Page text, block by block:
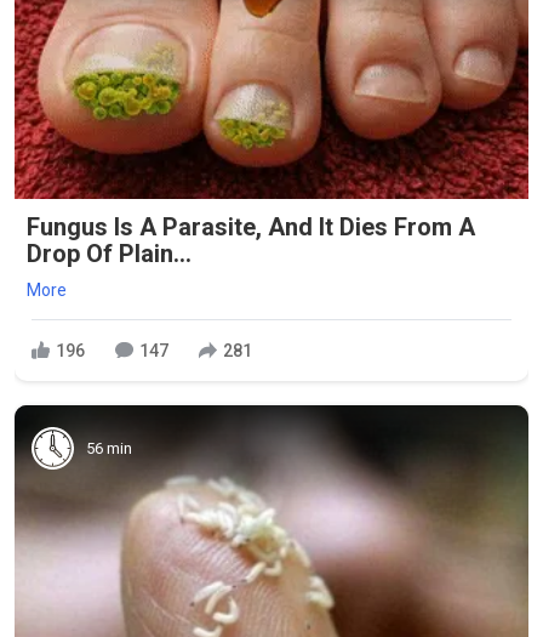
Fungus Is A Parasite, And It Dies From A
Drop Of Plain...
More
196 147 281
56 min